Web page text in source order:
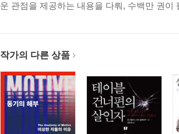
운 관점을 제공하는 내용을 다뤄, 수백만 권이
작가의 다른 상품